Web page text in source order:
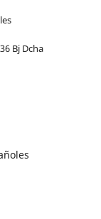
Bj Dcha